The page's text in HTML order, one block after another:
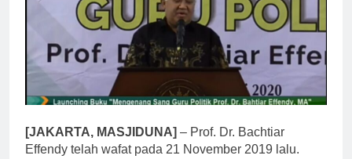
[JAKARTA, MASJIDUNA] – Prof. Dr. Bachtiar
Effendy telah wafat pada 21 November 2019 lalu.